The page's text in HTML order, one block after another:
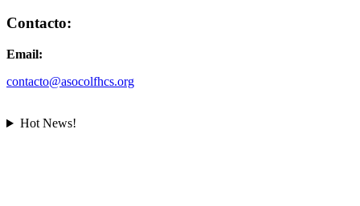
Contacto:
Email:
contacto@asocolfhcs.org
Hot News!